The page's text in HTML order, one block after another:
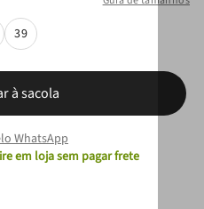
39
à sacola
WhatsApp
em loja sem pagar frete